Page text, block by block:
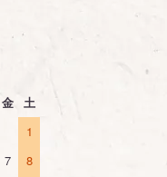
金
土
1
7
8